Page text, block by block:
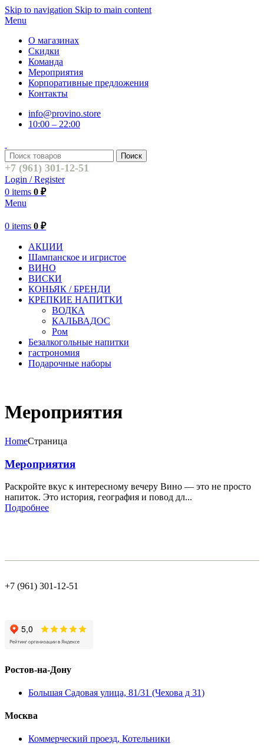
Skip to navigation Skip to main content
Menu
О магазинах
Скидки
Команда
Мероприятия
Корпоративные предложения
Контакты
info@provino.store
10:00 – 22:00
Поиск
+7 (961) 301-12-51
Login / Register
0 items 0 ₽
Menu
0 items 0 ₽
АКЦИИ
Шампанское и игристое
ВИНО
ВИСКИ
КОНЬЯК / БРЕНДИ
КРЕПКИЕ НАПИТКИ
ВОДКА
КАЛЬВАДОС
Ром
Безалкогольные напитки
гастрономия
Подарочные наборы
Мероприятия
HomeСтраница
Мероприятия
Раскройте вкус к интересному вечеру Вино — это не просто
напиток. Это история, география и повод дл...
Подробнее
+7 (961) 301-12-51
Ростов-на-Дону
Большая Садовая улица, 81/31 (Чехова д 31)
Москва
Коммерческий проезд, Котельники